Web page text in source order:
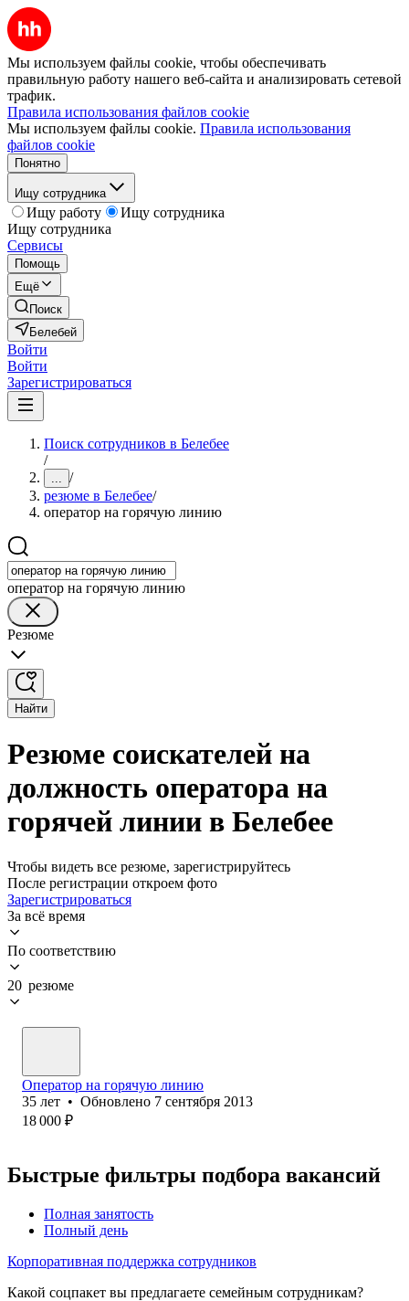
Мы используем файлы cookie, чтобы обеспечивать
правильную работу нашего веб-сайта и анализировать сетевой
трафик.
Правила использования файлов cookie
Мы используем файлы cookie. Правила использования
файлов cookie
Понятно
Ищу сотрудника
Ищу работу
Ищу сотрудника
Ищу сотрудника
Сервисы
Помощь
Ещё
Поиск
Белебей
Войти
Войти
Зарегистрироваться
Поиск сотрудников в Белебее
/
... /
резюме в Белебее/
оператор на горячую линию
оператор на горячую линию
Резюме
Найти
Резюме соискателей на
должность оператора на
горячей линии в Белебее
Чтобы видеть все резюме, зарегистрируйтесь
После регистрации откроем фото
Зарегистрироваться
За всё время
По соответствию
20 резюме
Оператор на горячую линию
35 лет • Обновлено 7 сентября 2013
18 000 ₽
Быстрые фильтры подбора вакансий
Полная занятость
Полный день
Корпоративная поддержка сотрудников
Какой соцпакет вы предлагаете семейным сотрудникам?